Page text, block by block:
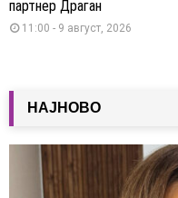
партнер Драган
11:00 - 9 август, 2026
НАЈНОВО